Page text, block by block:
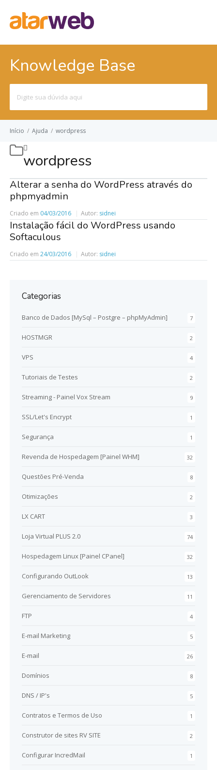
Knowledge Base
por:
Início / Ajuda / wordpress
wordpress
Alterar a senha do WordPress através do
phpmyadmin
Criado em 04/03/2016 Autor: sidnei
Instalação fácil do WordPress usando
Softaculous
Criado em 24/03/2016 Autor: sidnei
Categorias
7
Banco de Dados [MySql – Postgre – phpMyAdmin]
2
HOSTMGR
4
VPS
2
Tutoriais de Testes
9
Streaming - Painel Vox Stream
1
SSL/Let's Encrypt
1
Segurança
32
Revenda de Hospedagem [Painel WHM]
8
Questões Pré-Venda
2
Otimizações
3
LX CART
74
Loja Virtual PLUS 2.0
32
Hospedagem Linux [Painel CPanel]
13
Configurando OutLook
11
Gerenciamento de Servidores
4
FTP
5
E-mail Marketing
26
E-mail
8
Domínios
5
DNS / IP's
1
Contratos e Termos de Uso
2
Construtor de sites RV SITE
1
Configurar IncredMail